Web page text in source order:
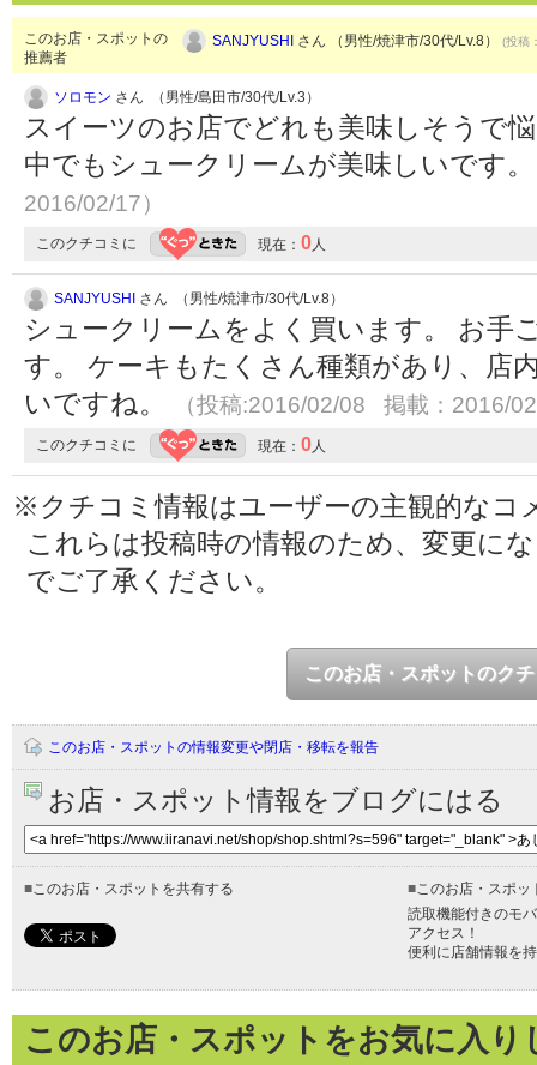
このお店・スポットの
推薦者
SANJYUSHI さん （男性/焼津市/30代/Lv.8） (投稿
ソロモン さん （男性/島田市/30代/Lv.3）
スイーツのお店でどれも美味しそうで
中でもシュークリームが美味しいです
2016/02/17）
このクチコミに 現在： 0人
SANJYUSHI さん （男性/焼津市/30代/Lv.8）
シュークリームをよく買います。 お手
す。 ケーキもたくさん種類があり、店
いですね。
（投稿:2016/02/08 掲載：2016/
このクチコミに 現在： 0人
※クチコミ情報はユーザーの主観的なコ
これらは投稿時の情報のため、変更に
でご了承ください。
このお店・スポットのク
このお店・スポットの情報変更や閉店・移転を報告
お店・スポット情報をブログにはる
■このお店・スポットを共有する ■このお店・スポッ
読取機能付きのモ
アクセス！
便利に店舗情報を
このお店・スポットをお気に入